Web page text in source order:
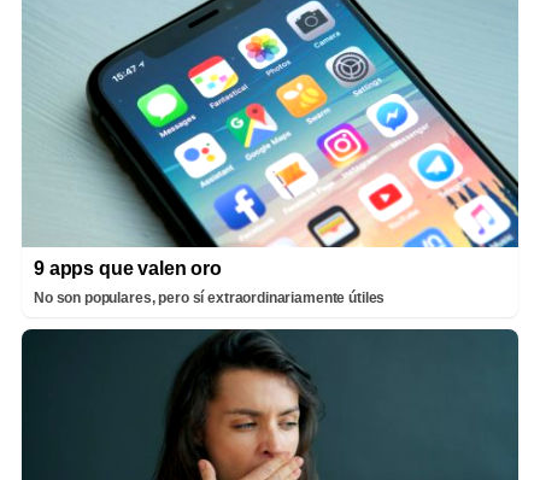
9 apps que valen oro
No son populares, pero sí extraordinariamente útiles